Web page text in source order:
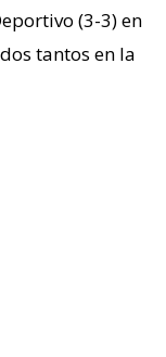
(3-3) en
tantos en la